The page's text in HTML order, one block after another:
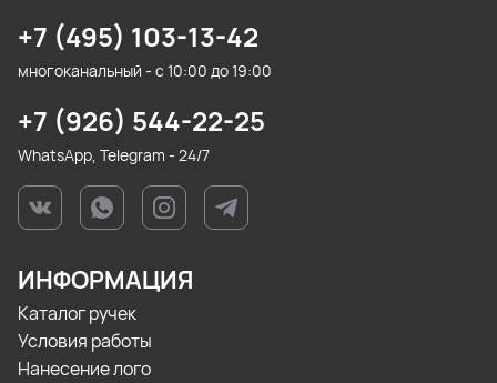
+7 (495) 103-13-42
многоканальный - с 10:00 до 19:00
+7 (926) 544-22-25
WhatsApp, Telegram - 24/7
ИНФОРМАЦИЯ
Каталог ручек
Условия работы
Нанесение лого